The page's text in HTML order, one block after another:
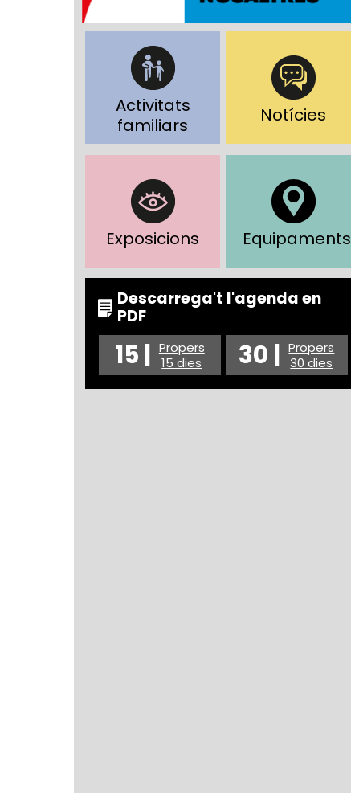
Activitats
familiars
Notícies
Exposicions Equipaments
Descarrega't l'agenda en
PDF
15 | Propers
15 dies
30 | Propers
30 dies